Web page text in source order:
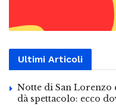
Ultimi Articoli
Notte di San Lorenzo
dà spettacolo: ecco